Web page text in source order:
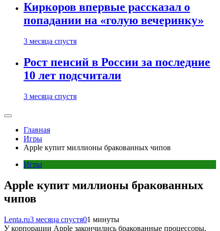
Киркоров впервые рассказал о
попадании на «голую вечеринку»
3 месяца спустя
Рост пенсий в России за последние
10 лет подсчитали
3 месяца спустя
Главная
Игры
Apple купит миллионы бракованных чипов
Игры
Apple купит миллионы бракованных
чипов
Lenta.ru3 месяца спустя01 минуты
У корпорации Apple закончились бракованные процессоры,